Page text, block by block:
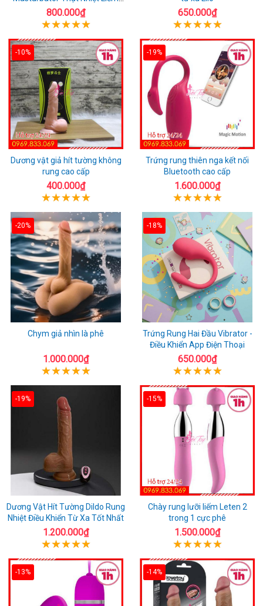
Rung
800.000₫ 650.000₫
-10%
Dương vật giả hít tường không
rung cao cấp
400.000₫
-19%
Trứng rung thiên nga kết nối
Bluetooth cao cấp
1.600.000₫
-20%
Chym giả nhìn là phê
1.000.000₫
-18%
Trứng Rung Hai Đầu Vibrator -
Điều Khiển App Điện Thoại
650.000₫
-19%
Dương Vật Hít Tường Dildo Rung
Nhiệt Điều Khiển Từ Xa Tốt Nhất
1.200.000₫
-15%
Chày rung lưỡi liếm Leten 2
trong 1 cực phê
1.500.000₫
-13% -14%